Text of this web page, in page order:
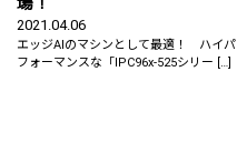
2021.04.06
エッジAIのマシンとして最適！ ハイパ
フォーマンスな「IPC96x-525シリー […]